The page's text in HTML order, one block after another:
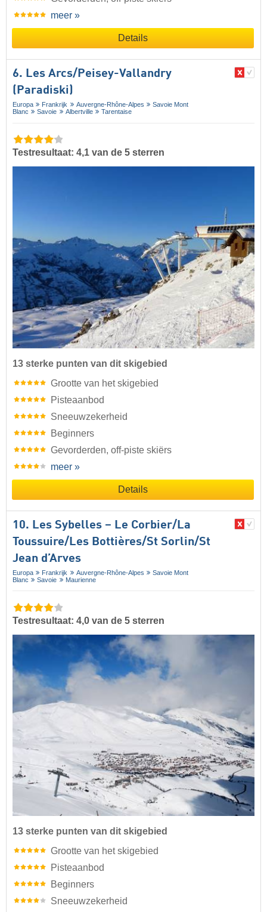
meer »
Details
6. Les Arcs/​Peisey-Vallandry
(Paradiski)
Europa Frankrijk Auvergne-Rhône-Alpes
Savoie Mont
Blanc
Savoie Albertville Tarentaise
Testresultaat: 4,1 van de 5 sterren
13 sterke punten van dit skigebied
Grootte van het skigebied
Pisteaanbod
Sneeuwzekerheid
Beginners
Gevorderden, off-piste skiërs
meer »
Details
10. Les Sybelles – Le Corbier/​La
Toussuire/​Les Bottières/​St Sorlin/​St
Jean d’Arves
Europa Frankrijk Auvergne-Rhône-Alpes
Savoie Mont
Blanc
Savoie Maurienne
Testresultaat: 4,0 van de 5 sterren
13 sterke punten van dit skigebied
Grootte van het skigebied
Pisteaanbod
Beginners
Sneeuwzekerheid